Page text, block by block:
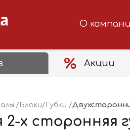
О
Акции
Блоки/Губки
х сторонняя